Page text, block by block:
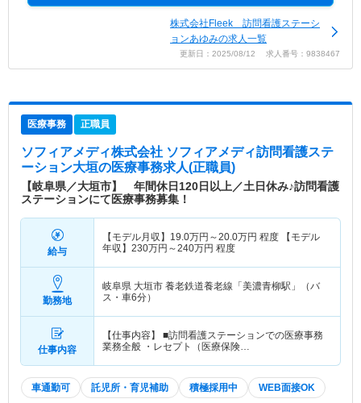
株式会社Fleek 訪問看護ステーシ
ョンあゆみの求人一覧
更新日：2025/08/12 求人番号：9838467
医療事務 正職員
ソフィアメディ株式会社 ソフィアメディ訪問看護ステ
ーション大垣の医療事務求人(正職員)
【岐阜県／大垣市】 年間休日120日以上／土日休み♪訪問看護
ステーションにて医療事務募集！
給与
【モデル月収】 19.0万円～20.0万円 程度 【モデル
年収】 230万円～240万円 程度
勤務地
岐阜県 大垣市 養老鉄道養老線「美濃青柳駅」（バ
ス・車6分）
仕事内容
【仕事内容】 ■訪問看護ステーションでの医療事務
業務全般 ・レセプト（医療保険…
車通勤可 託児所・育児補助 積極採用中 WEB面接OK